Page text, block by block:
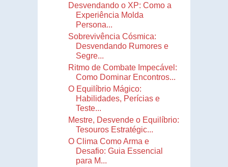
Desvendando o XP: Como a
Experiência Molda
Persona...
Sobrevivência Cósmica:
Desvendando Rumores e
Segre...
Ritmo de Combate Impecável:
Como Dominar Encontros...
O Equilíbrio Mágico:
Habilidades, Perícias e
Teste...
Mestre, Desvende o Equilíbrio:
Tesouros Estratégic...
O Clima Como Arma e
Desafio: Guia Essencial
para M...